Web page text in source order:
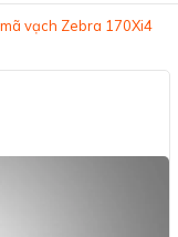
vạch Zebra 170Xi4